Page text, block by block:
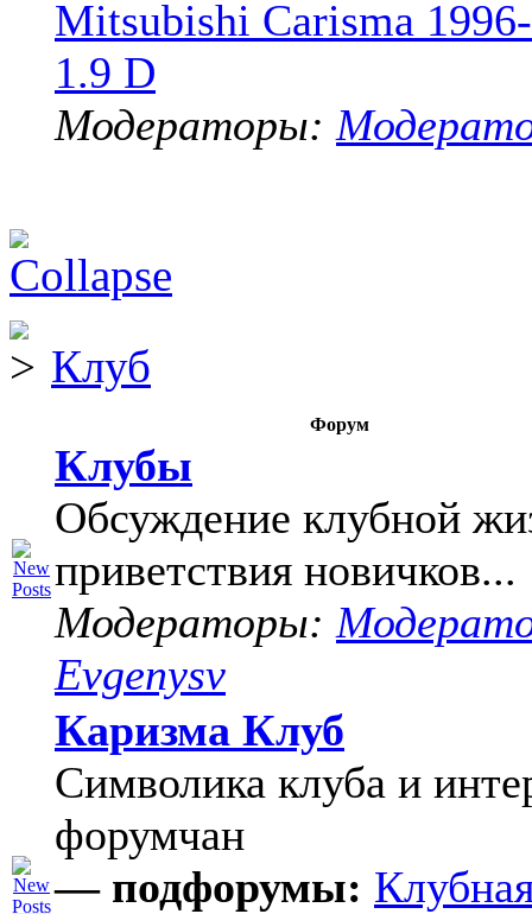
Mitsubishi Carisma
1.9 D
Модераторы:
Клуб
Форум
Клубы
Обсуждение клубной
приветствия новичков...
Модераторы:
Evgenysv
Каризма Клуб
Символика клуба и
форумчан
— подфорумы: